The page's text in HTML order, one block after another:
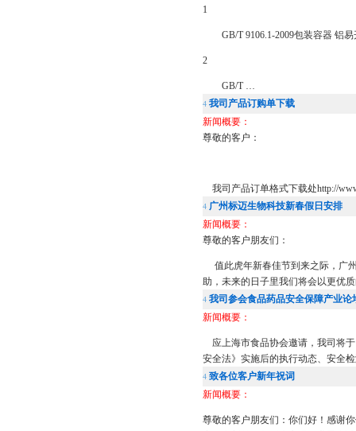
1
GB/T 9106.1-2009包装容器 铝易
2
GB/T …
4 我司产品订购单下载
新闻概要：
尊敬的客户：
我司产品订单格式下载处http://
4 广州标迈生物科技新春假日安排
新闻概要：
尊敬的客户朋友们：
值此虎年新春佳节到来之际，广
助，未来的日子里我们将会以更优
4 我司参会食品药品安全保障产业论
新闻概要：
应上海市食品协会邀请，我司将于
安全法》实施后的执行动态、安全
4 致各位客户新年祝词
新闻概要：
尊敬的客户朋友们：你们好！感谢